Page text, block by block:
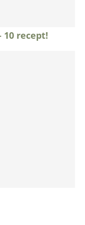
10 recept!